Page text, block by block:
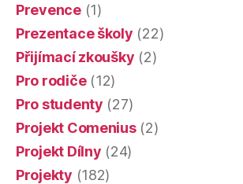
Prevence(1)
Prezentace školy (22)
Přijímací zkoušky (2)
Pro rodiče(12)
Pro studenty (27)
Projekt Comenius(2)
Projekt Dílny (24)
Projekty (182)